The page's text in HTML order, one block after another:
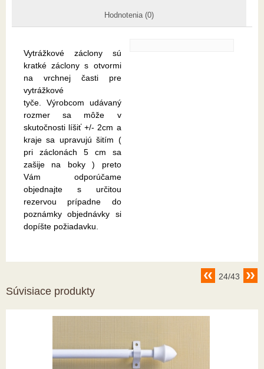
Hodnotenia (0)
Vytrážkové záclony sú
kratké záclony s otvormi
na vrchnej časti pre
vytrážkové
tyče. Výrobcom udávaný
rozmer sa môže v
skutočnosti líšiť +/- 2cm a
kraje sa upravujú šitím (
pri záclonách 5 cm sa
zašije na boky ) preto
Vám odporúčame
objednajte s určitou
rezervou prípadne do
poznámky objednávky si
dopíšte požiadavku.
24/43
Súvisiace produkty